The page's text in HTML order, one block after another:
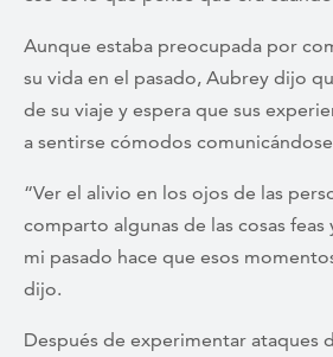
Aunque estaba preocupada por
su vida en el pasado, Aubrey dijo
de su viaje y espera que sus
a sentirse cómodos
“Ver el alivio en los ojos de las
comparto algunas de las cosas
mi pasado hace que esos
dijo.
Después de experimentar ataques